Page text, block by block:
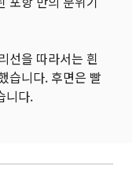
선을 따라서는 흰
습니다. 후면은 빨
니다.